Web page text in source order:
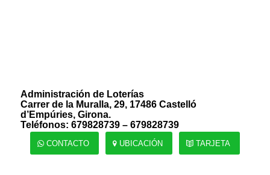
Administración de Loterías
Carrer de la Muralla, 29, 17486 Castelló
d’Empúries, Girona.
Teléfonos: 679828739 – 679828739
CONTACTO UBICACIÓN TARJETA